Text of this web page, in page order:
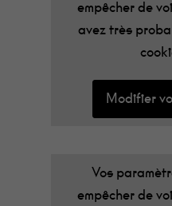
empêcher de
avez très
Modifier
Vos
empêcher de